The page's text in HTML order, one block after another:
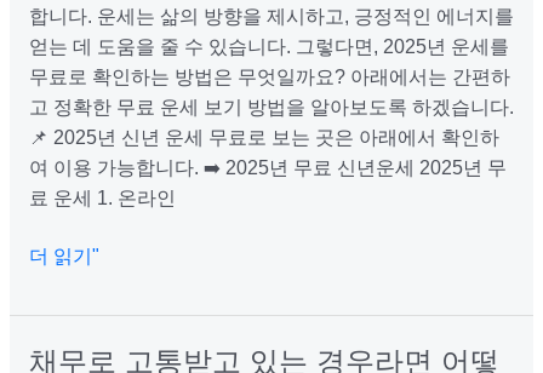
합니다. 운세는 삶의 방향을 제시하고, 긍정적인 에너지를
얻는 데 도움을 줄 수 있습니다. 그렇다면, 2025년 운세를
무료로 확인하는 방법은 무엇일까요? 아래에서는 간편하
고 정확한 무료 운세 보기 방법을 알아보도록 하겠습니다.
📌 2025년 신년 운세 무료로 보는 곳은 아래에서 확인하
여 이용 가능합니다. ➡️ 2025년 무료 신년운세 2025년 무
료 운세 1. 온라인
세
보
는
방
법:
간
편
게
세
를
더 읽기"
채무로 고통받고 있는 경우라면 어떻
채